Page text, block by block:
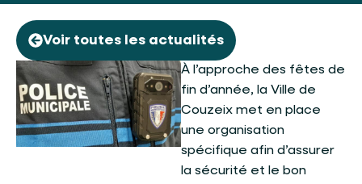
Voir toutes les actualités
À l’approche des fêtes de
fin d’année, la Ville de
Couzeix met en place
une organisation
spécifique afin d’assurer
la sécurité et le bon